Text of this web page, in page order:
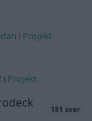
i Projekt
i Projekt
181 svar